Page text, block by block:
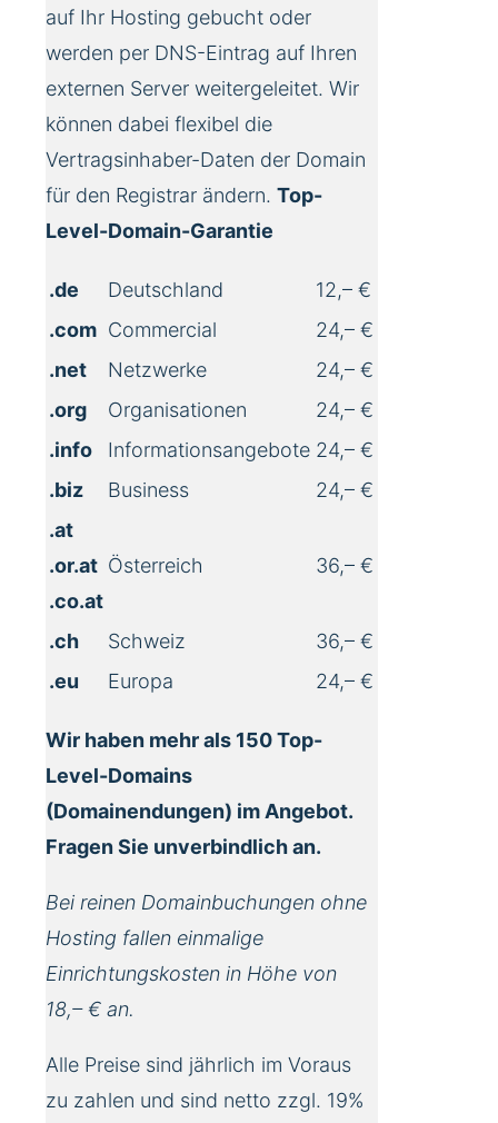
auf Ihr Hosting gebucht oder
werden per DNS-Eintrag auf Ihren
externen Server weitergeleitet. Wir
können dabei flexibel die
Vertragsinhaber-Daten der Domain
für den Registrar ändern. Top-
Level-Domain-Garantie
.de Deutschland
12,– €
.com Commercial
24,– €
.net
Netzwerke
24,– €
.org
Organisationen
24,– €
.info
Informationsangebote 24,– €
.biz
Business
24,– €
.at
.or.at
.co.at
Österreich 36,– €
.ch Schweiz
36,– €
.eu
Europa 24,– €
Wir haben mehr als 150 Top-
Level-Domains
(Domainendungen) im Angebot.
Fragen Sie unverbindlich an.
Bei reinen Domainbuchungen ohne
Hosting fallen einmalige
Einrichtungskosten in Höhe von
18,– € an.
Alle Preise sind jährlich im Voraus
zu zahlen und sind netto zzgl. 19%